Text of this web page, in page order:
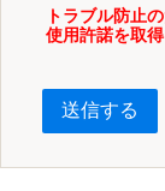
トラブル防止
使用許諾を取
送信する